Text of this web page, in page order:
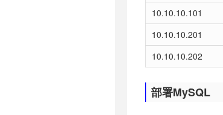
10.10.10.101
10.10.10.201
10.10.10.202
部署MySQL